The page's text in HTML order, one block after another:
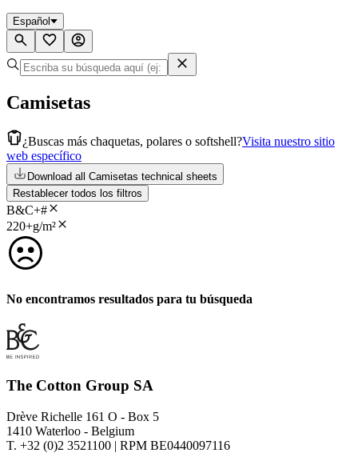
Español
Camisetas
¿Buscas más chaquetas, polares o softshell?Visita nuestro sitio
web específico
Download all Camisetas technical sheets
Restablecer todos los filtros
B&C+#
220+g/m²
No encontramos resultados para tu búsqueda
The Cotton Group SA
Drève Richelle 161 O - Box 5
1410 Waterloo - Belgium
T. +32 (0)2 3521100 | RPM BE0440097116